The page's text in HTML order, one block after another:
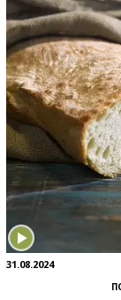
31.08.2024